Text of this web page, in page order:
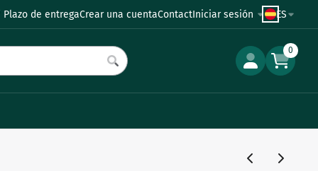
de entregaCrear una cuentaContactIniciar sesión ES
0